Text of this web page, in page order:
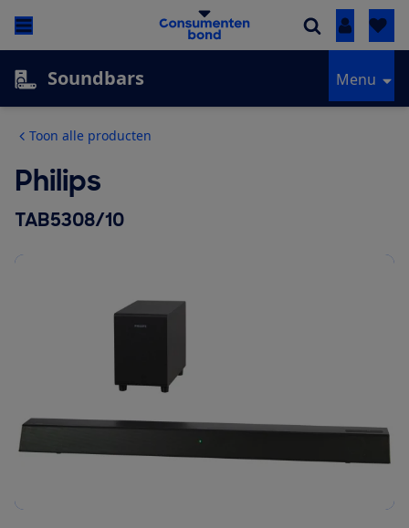
Inloggen
Soundbars Menu
Toon alle producten
Philips
TAB5308/10